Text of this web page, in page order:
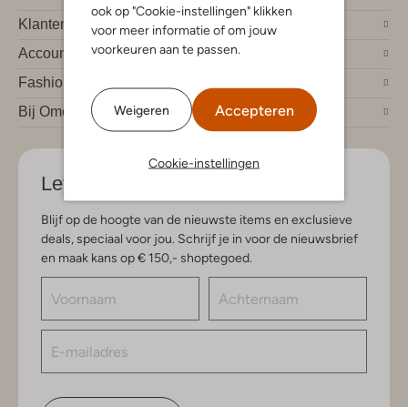
ook op "Cookie-instellingen" klikken
voor meer informatie of om jouw
voorkeuren aan te passen.
Weigeren Accepteren
Cookie-instellingen
Klantendienst
Account
Fashion trends
Bij Omoda
Let's stay in touch
Blijf op de hoogte van de nieuwste items en exclusieve
deals, speciaal voor jou. Schrijf je in voor de nieuwsbrief
en maak kans op € 150,- shoptegoed.